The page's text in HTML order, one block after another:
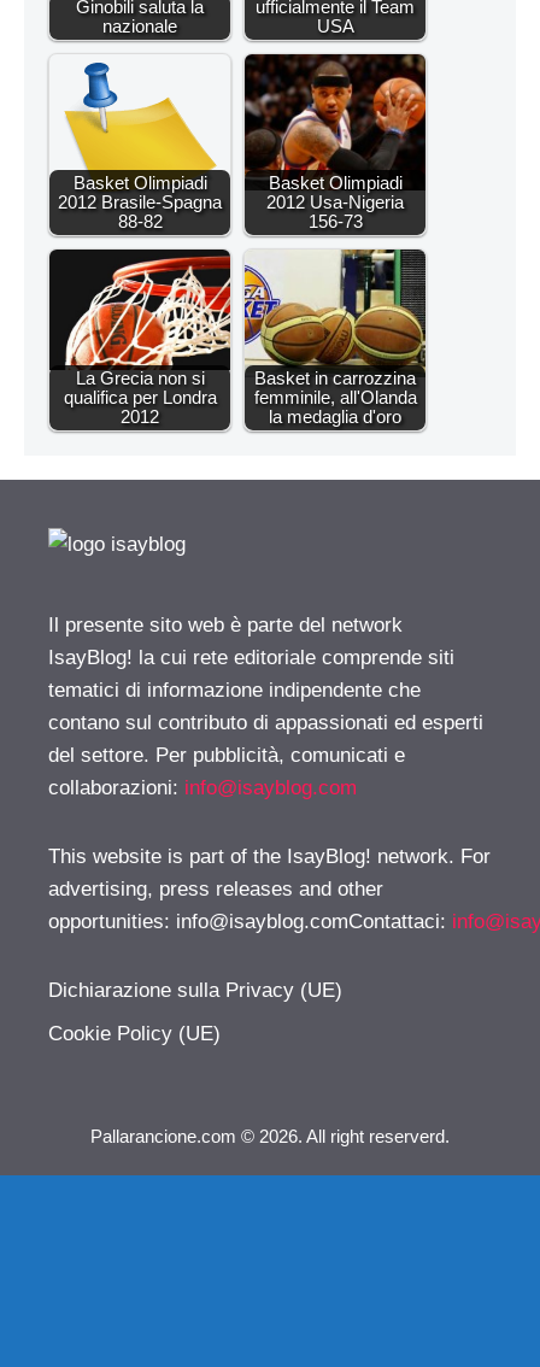
Ginobili saluta la
nazionale
ufficialmente il Team
USA
Basket Olimpiadi
2012 Brasile-Spagna
88-82
Basket Olimpiadi
2012 Usa-Nigeria
156-73
La Grecia non si
qualifica per Londra
2012
Basket in carrozzina
femminile, all'Olanda
la medaglia d'oro
Il presente sito web è parte del network
IsayBlog! la cui rete editoriale comprende siti
tematici di informazione indipendente che
contano sul contributo di appassionati ed esperti
del settore. Per pubblicità, comunicati e
collaborazioni: info@isayblog.com
This website is part of the IsayBlog! network. For
advertising, press releases and other
opportunities: info@isayblog.comContattaci:
Dichiarazione sulla Privacy (UE)
Cookie Policy (UE)
Pallarancione.com © 2026. All right reserverd.